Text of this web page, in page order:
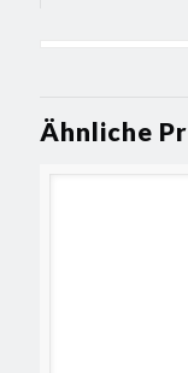
Ähnliche